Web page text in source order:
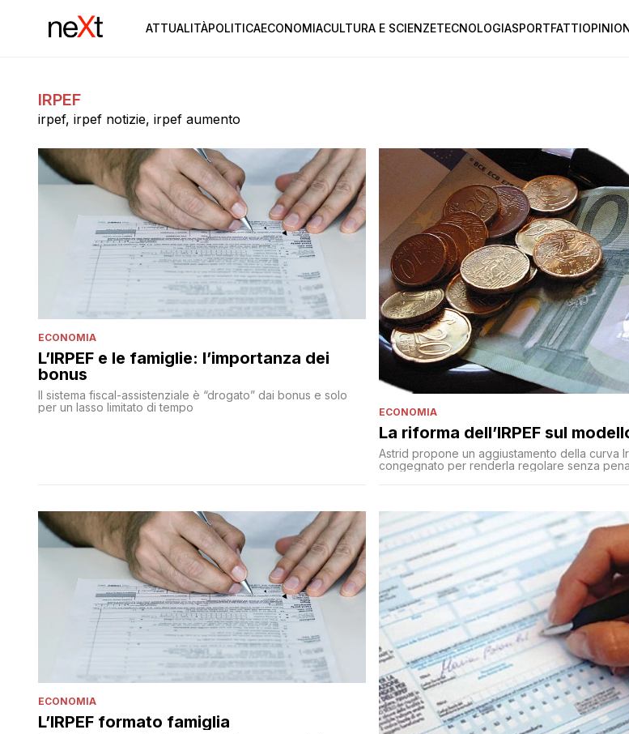
ATTUALITÀPOLITICAECONOMIACULTURA E SCIENZETECNOLOGIASPORTFATTI
IRPEF
irpef, irpef notizie, irpef aumento
ECONOMIA
L’IRPEF e le famiglie: l’importanza dei
bonus
Il sistema fiscal-assistenziale è “drogato” dai bonus e solo
per un lasso limitato di tempo
ECONOMIA
La riforma dell’IRPEF sul
Astrid propone un aggiustamento della curva
congegnato per renderla regolare senza
284 euro a 9,6 dei 13,2 milioni di pensionati
ECONOMIA
L’IRPEF formato famiglia